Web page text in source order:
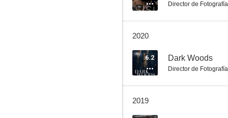
Director de Fotografía
2020
6.2 Dark Woods
Director de Fotografía
2019